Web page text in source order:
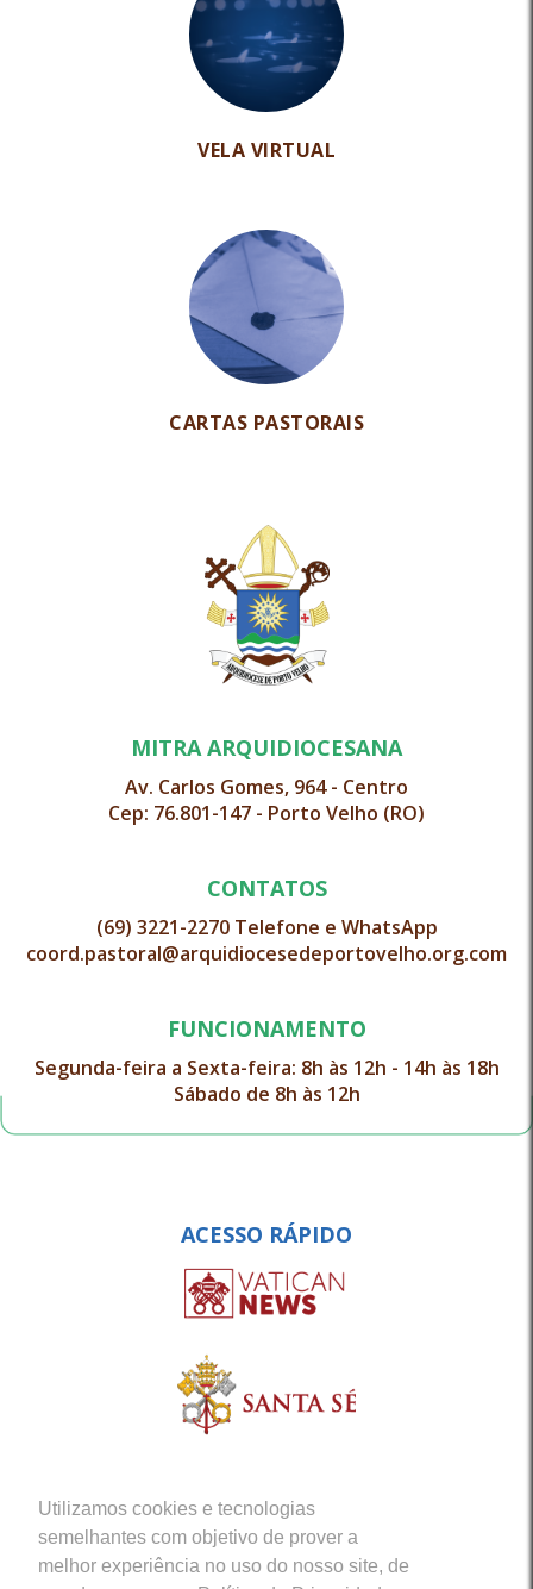
Utilizamos cookies e tecnologias
semelhantes com objetivo de prover a
melhor experiência no uso do nosso site, de
VELA VIRTUAL
CARTAS PASTORAIS
MITRA ARQUIDIOCESANA
Av. Carlos Gomes, 964 - Centro
Cep: 76.801-147 - Porto Velho (RO)
CONTATOS
(69) 3221-2270 Telefone e WhatsApp
coord.pastoral@arquidiocesedeportovelho.org.com
FUNCIONAMENTO
Segunda-feira a Sexta-feira: 8h às 12h - 14h às 18h
Sábado de 8h às 12h
ACESSO RÁPIDO